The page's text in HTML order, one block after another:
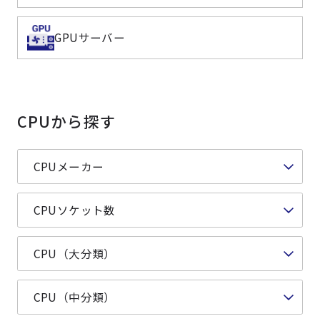
よくある質問
採用情報
GPUサーバー
CPUから探す